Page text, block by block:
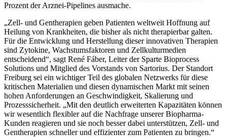
Prozent der Arznei-Pipelines ausmache.
„Zell- und Gentherapien geben Patienten weltweit Hoffnung auf
Heilung von Krankheiten, die bisher als nicht therapierbar galten.
Für die Entwicklung und Herstellung dieser innovativen Therapien
sind Zytokine, Wachstumsfaktoren und Zellkulturmedien
entscheidend“, sagt René Fáber, Leiter der Sparte Bioprocess
Solutions und Mitglied des Vorstands von Sartorius. Der Standort
Freiburg sei ein wichtiger Teil des globalen Netzwerks für diese
kritischen Materialien und diesen dynamischen Markt mit seinen
hohen Anforderungen an Geschwindigkeit, Skalierung und
Prozesssicherheit. „Mit den deutlich erweiterten Kapazitäten können
wir wesentlich flexibler auf die Nachfrage unserer Biopharma-
Kunden reagieren und sie noch besser dabei unterstützen, Zell- und
Gentherapien schneller und effizienter zum Patienten zu bringen.“